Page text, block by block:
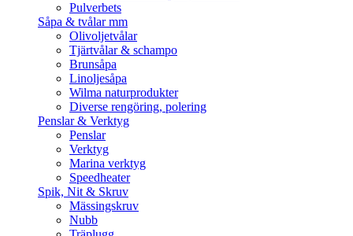
Pulverbets
Såpa & tvålar mm
Olivoljetvålar
Tjärtvålar & schampo
Brunsåpa
Linoljesåpa
Wilma naturprodukter
Diverse rengöring, polering
Penslar & Verktyg
Penslar
Verktyg
Marina verktyg
Speedheater
Spik, Nit & Skruv
Mässingskruv
Nubb